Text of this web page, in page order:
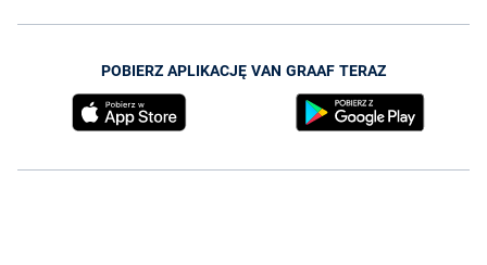
POBIERZ APLIKACJĘ VAN GRAAF TERAZ